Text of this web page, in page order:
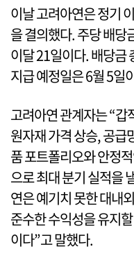
이날 고려아연은 정기
을 결의했다. 주당 배
이달 21일이다. 배당금
지급 예정일은 6월 5일
고려아연 관계자는 “갑
원자재 가격 상승, 공급
품 포트폴리오와 안정
으로 최대 분기 실적을
연은 예기치 못한 대내
준수한 수익성을 유지
이다”고 말했다.